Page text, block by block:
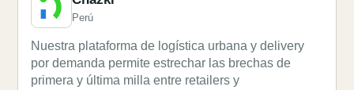
Perú
Nuestra plataforma de logística urbana y delivery
por demanda permite estrechar las brechas de
primera y última milla entre retailers y